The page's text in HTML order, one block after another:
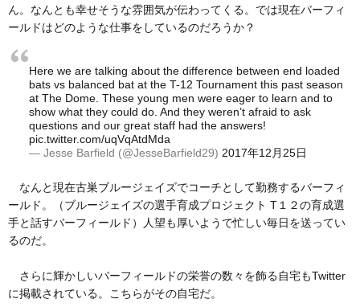
ん。なんとも幸せそうな雰囲気が伝わってくる。では現在バーフィ
ールドはどのような仕事をしているのだろうか？
Here we are talking about the difference between end loaded
bats vs balanced bat at the T-12 Tournament this past season
at The Dome. These young men were eager to learn and to
show what they could do. And they weren’t afraid to ask
questions and our great staff had the answers!
pic.twitter.com/uqVqAtdMda
— Jesse Barfield (@JesseBarfield29) 2017年12月25日
なんと現在古巣ブルージェイズでコーチとして勤務するバーフィ
ールド。（ブルージェイズの選手育成プロジェクト T１２の育成選
手と話すバーフィールド）人望も厚いようで忙しい毎日を送ってい
るのだ。
さらに輝かしいバーフィールドの栄誉の数々を飾る自宅もTwitter
に掲載されている。こちらがその自宅だ。